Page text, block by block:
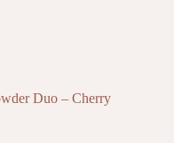
Duo – Cherry